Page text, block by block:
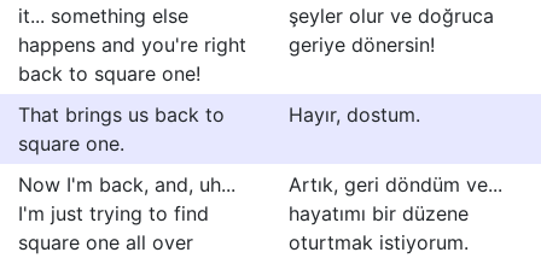
it... something else
happens and you're right
back to square one!
şeyler olur ve doğruca
geriye dönersin!
That brings us back to
square one.
Hayır, dostum.
Now I'm back, and, uh...
I'm just trying to find
square one all over
Artık, geri döndüm ve...
hayatımı bir düzene
oturtmak istiyorum.